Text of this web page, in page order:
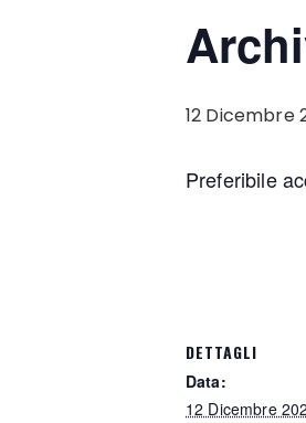
12 Dicembre
Preferibile
DETTAGLI
Data:
12 Dicembre